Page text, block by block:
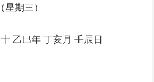
星期三）
乙巳年 丁亥月 壬辰日